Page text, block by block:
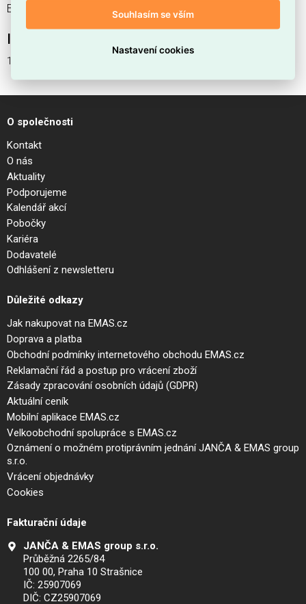
ELOSOS1031518.
19 1U 8xCEE7 / 3 1xswitch 438,5mm
O společnosti
Kontakt
O nás
Aktuality
Podporujeme
Kalendář akcí
Pobočky
Kariéra
Dodavatelé
Odhlášení z newsletteru
Důležité odkazy
Jak nakupovat na EMAS.cz
Doprava a platba
Obchodní podmínky internetového obchodu EMAS.cz
Reklamační řád a postup pro vrácení zboží
Zásady zpracování osobních údajů (GDPR)
Aktuální ceník
Mobilní aplikace EMAS.cz
Velkoobchodní spolupráce s EMAS.cz
Oznámení o možném protiprávním jednání JANČA & EMAS group
s.r.o.
Vrácení objednávky
Cookies
Fakturační údaje
JANČA & EMAS group s.r.o.
Průběžná 2265/84
100 00, Praha 10 Strašnice
IČ: 25907069
DIČ: CZ25907069
Souhlasím se vším
Nastavení cookies